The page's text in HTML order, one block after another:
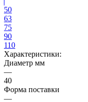
50
63
75
90
110
Характеристики:
Диаметр мм
—
40
Форма поставки
—